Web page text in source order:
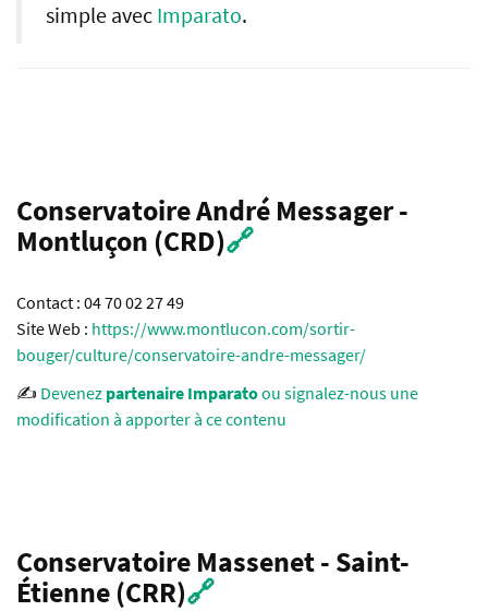
simple avec Imparato.
Conservatoire André Messager -
Montluçon (CRD)🔗
Contact : 04 70 02 27 49
Site Web : https://www.montlucon.com/sortir-
bouger/culture/conservatoire-andre-messager/
✍️ Devenez partenaire Imparatoou signalez-nous une
modification à apporter à ce contenu
Conservatoire Massenet - Saint-
Étienne (CRR)🔗